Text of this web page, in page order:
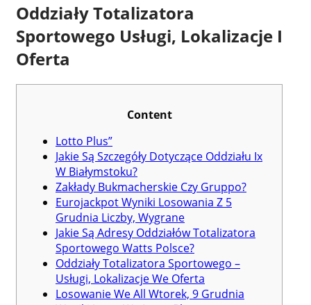
Oddziały Totalizatora
Sportowego Usługi, Lokalizacje I
Oferta
Content
Lotto Plus”
Jakie Są Szczegóły Dotyczące Oddziału Ix
W Białymstoku?
Zakłady Bukmacherskie Czy Gruppo?
Eurojackpot Wyniki Losowania Z 5
Grudnia Liczby, Wygrane
Jakie Są Adresy Oddziałów Totalizatora
Sportowego Watts Polsce?
Oddziały Totalizatora Sportowego –
Usługi, Lokalizacje We Oferta
Losowanie We All Wtorek, 9 Grudnia